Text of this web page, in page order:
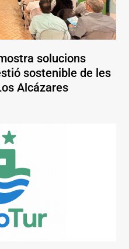
solucions
sostenible de les
Alcázares